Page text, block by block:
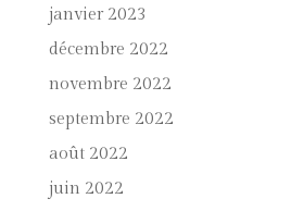
janvier 2023
décembre 2022
novembre 2022
septembre 2022
août 2022
juin 2022